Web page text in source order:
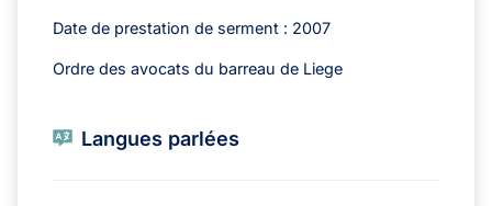
Date de prestation de serment : 2007
Ordre des avocats du barreau de Liege
Langues parlées